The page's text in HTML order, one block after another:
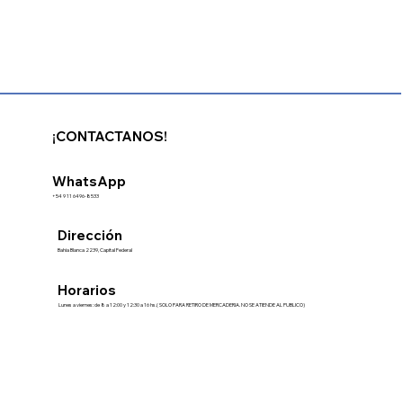
¡CONTACTANOS!
WhatsApp
+54 9 11 6496-8533
Dirección
Bahia Blanca 2239, Capital Federal
Horarios
Lunes a viernes: de 8 a 12:00 y 12:30 a 16 hs.( SOLO PARA RETIRO DE MERCADERIA. NO SE ATIENDE AL PUBLICO)